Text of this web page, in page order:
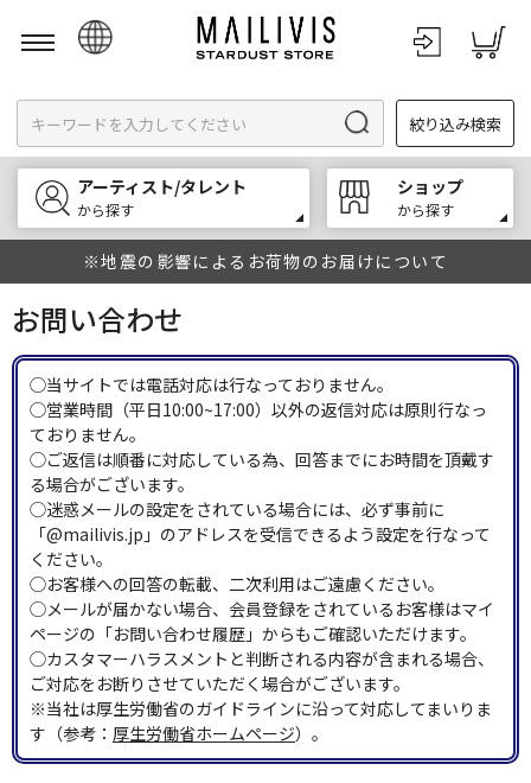
English
한국어
中文
絞り込み検索
アーティスト/タレント
から探す
ショップ
から探す
※地震の影響によるお荷物のお届けについて
お問い合わせ
◯当サイトでは電話対応は行なっておりません。
◯営業時間（平日10:00~17:00）以外の返信対応は原則行なっ
ておりません。
◯ご返信は順番に対応している為、回答までにお時間を頂戴す
る場合がございます。
◯迷惑メールの設定をされている場合には、必ず事前に
「@mailivis.jp」のアドレスを受信できるよう設定を行なって
ください。
◯お客様への回答の転載、二次利用はご遠慮ください。
◯メールが届かない場合、会員登録をされているお客様はマイ
ページの「お問い合わせ履歴」からもご確認いただけます。
◯カスタマーハラスメントと判断される内容が含まれる場合、
ご対応をお断りさせていただく場合がございます。
※当社は厚生労働省のガイドラインに沿って対応してまいりま
す（参考： 厚生労働省ホームページ）。